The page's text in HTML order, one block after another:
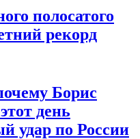
полосатого
рекорд
Борис
день
удар по России